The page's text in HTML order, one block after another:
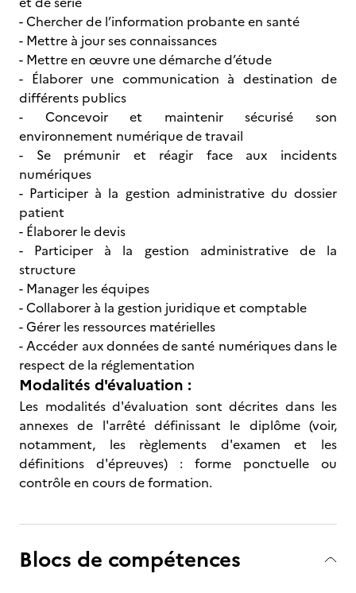
- Chercher de l’information probante en santé
- Mettre à jour ses connaissances
- Mettre en œuvre une démarche d’étude
- Élaborer une communication à destination de
différents publics
- Concevoir et maintenir sécurisé son
environnement numérique de travail
- Se prémunir et réagir face aux incidents
numériques
- Participer à la gestion administrative du dossier
patient
- Élaborer le devis
- Participer à la gestion administrative de la
structure
- Manager les équipes
- Collaborer à la gestion juridique et comptable
- Gérer les ressources matérielles
- Accéder aux données de santé numériques dans le
respect de la réglementation
Modalités d'évaluation :
Les modalités d'évaluation sont décrites dans les
annexes de l'arrêté définissant le diplôme (voir,
notamment, les règlements d'examen et les
définitions d'épreuves) : forme ponctuelle ou
contrôle en cours de formation.
Blocs de compétences